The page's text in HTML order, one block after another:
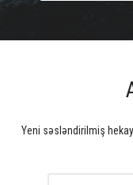
Yeni səsləndirilmiş